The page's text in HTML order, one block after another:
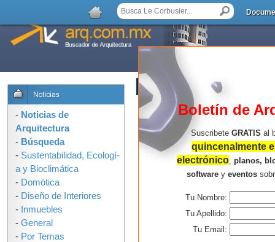
AGREGAR COMENTARIO
Boletín de
Suscribete GRATIS al
quincenalmente
electrónico, planos,
softwarey eventos
Tu Nombre:
Tu Apellido:
Tu Email:
- Noticias de
Arquitectura
- Búsqueda
- Sustentabilidad, Ecologí­
a y Bioclimática
- Domótica
- Diseño de Interiores
- Inmuebles
- General
- Por Temas